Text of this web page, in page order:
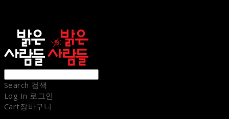
Search 검색
Log In 로그인
Cart장바구니